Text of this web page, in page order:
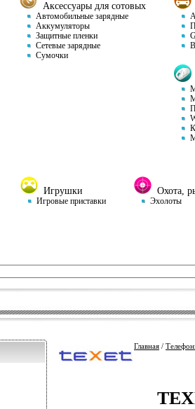
Аксессуары для сотовых
Автомобильные зарядные
Аккумуляторы
Защитные пленки
Сетевые зарядные
Сумочки
Игрушки
Игровые приставки
Охота,
Эхолоты
Главная /